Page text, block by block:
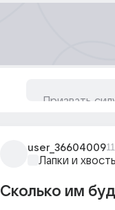
user_36604009
Лапки и
Сколько им